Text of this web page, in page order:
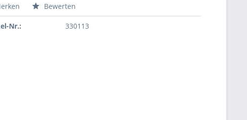
anfragen
Bewerten
Nr.: 330113